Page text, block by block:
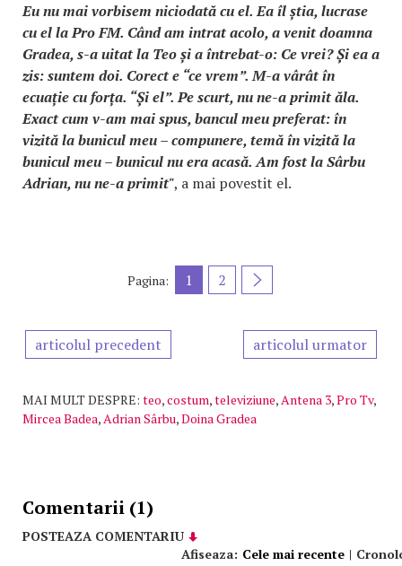
Eu nu mai vorbisem niciodată cu el. Ea îl știa, lucrase
cu el la Pro FM. Când am intrat acolo, a venit doamna
Gradea, s-a uitat la Teo și a întrebat-o: Ce vrei? Și ea a
zis: suntem doi. Corect e “ce vrem”. M-a vârât în
ecuație cu forța. “Și el”. Pe scurt, nu ne-a primit ăla.
Exact cum v-am mai spus, bancul meu preferat: în
vizită la bunicul meu – compunere, temă în vizită la
bunicul meu – bunicul nu era acasă. Am fost la Sârbu
Adrian, nu ne-a primit", a mai povestit el.
Pagina: 1 2
articolul precedent articolul urmator
MAI MULT DESPRE: teo,costum,televiziune,Antena 3,Pro Tv,
Mircea Badea,Adrian Sârbu,Doina Gradea
Comentarii (1)
POSTEAZA COMENTARIU
Afiseaza: Cele mai recente |